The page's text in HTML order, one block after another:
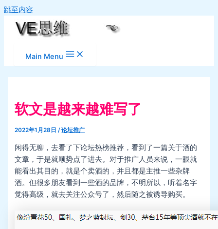
跳至内容
Main Menu
软文是越来越难写了
2022年1月28日/论坛推广
闲得无聊，去看了下论坛热榜推荐，看到了一篇关于酒的
文章，于是就顺势点了进去。对于推广人员来说，一眼就
能看出其目的，就是个卖酒的，并且都是主推一些杂牌
酒。但很多朋友看到一些酒的品牌，不明所以，听着名字
觉得高级，就去关注公众号了，然后随之被诱导购买。